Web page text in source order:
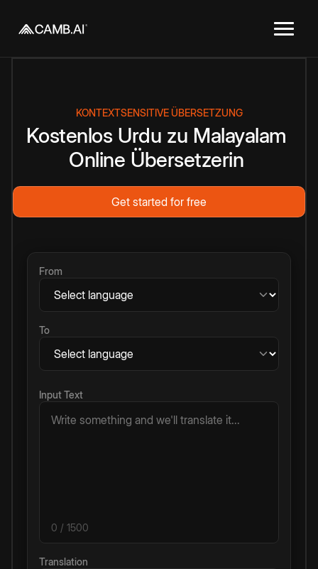
KONTEXTSENSITIVE ÜBERSETZUNG
Kostenlos Urdu zu Malayalam
Online Übersetzerin
Get started for free
From
To
Input Text
0 / 1500
Translation